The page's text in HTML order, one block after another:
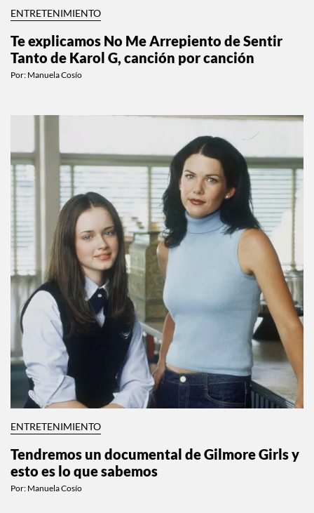
ENTRETENIMIENTO
Te explicamos No Me Arrepiento de Sentir
Tanto de Karol G, canción por canción
Por: Manuela Cosío
ENTRETENIMIENTO
Tendremos un documental de Gilmore Girls y
esto es lo que sabemos
Por: Manuela Cosío